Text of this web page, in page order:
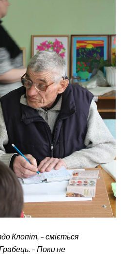
Клопіт, – сміється
– Поки не